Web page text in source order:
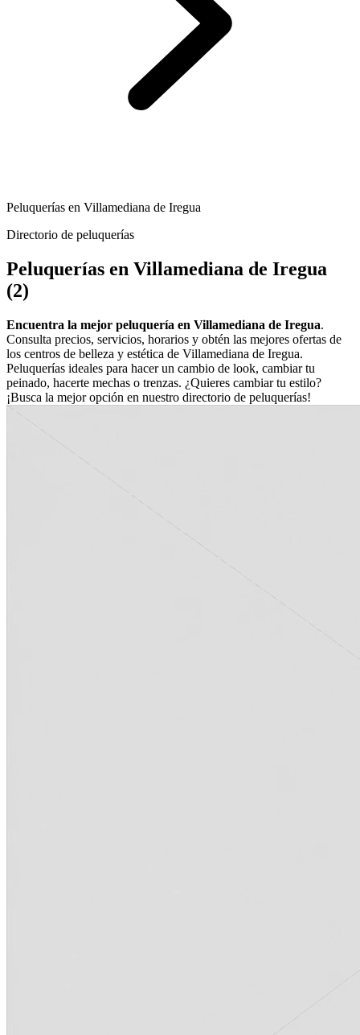
Peluquerías en Villamediana de Iregua
Directorio de peluquerías
Peluquerías en Villamediana de Iregua
(2)
Encuentra la mejor peluquería en Villamediana de Iregua.
Consulta precios, servicios, horarios y obtén las mejores ofertas de
los centros de belleza y estética de Villamediana de Iregua.
Peluquerías ideales para hacer un cambio de look, cambiar tu
peinado, hacerte mechas o trenzas. ¿Quieres cambiar tu estilo?
¡Busca la mejor opción en nuestro directorio de peluquerías!